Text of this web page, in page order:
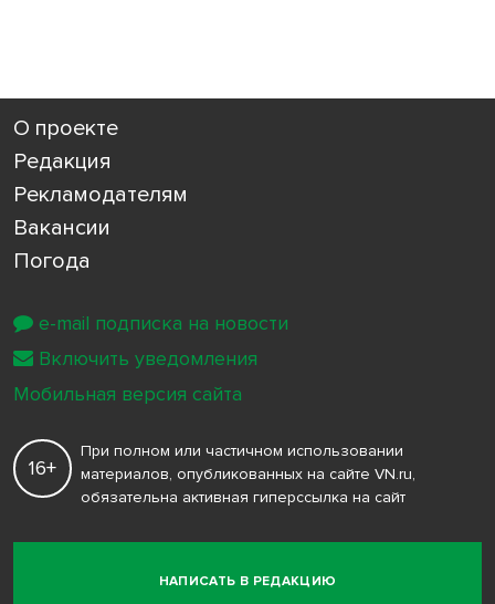
О проекте
Редакция
Рекламодателям
Вакансии
Погода
НАПИСАТЬ В РЕДАКЦИЮ
16+
При полном или частичном использовании
материалов, опубликованных на сайте VN.ru,
обязательна активная гиперссылка на сайт
e-mail подписка на новости
Включить уведомления
Мобильная версия сайта